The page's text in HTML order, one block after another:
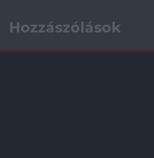
Hozzászólások